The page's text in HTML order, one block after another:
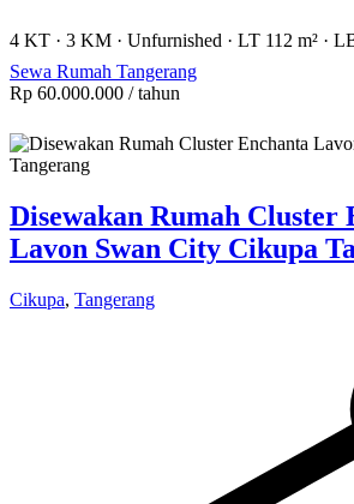
4 KT · 3 KM · Unfurnished · LT 112 m² ·
Sewa Rumah Tangerang
Rp 60.000.000 / tahun
Disewakan Rumah Cluster
Lavon Swan City Cikupa
Cikupa, Tangerang